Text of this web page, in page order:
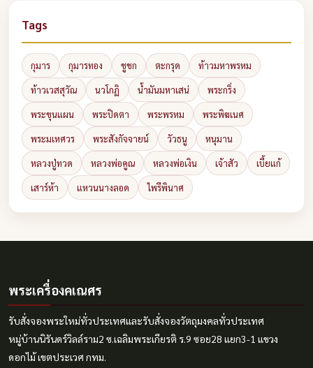
Tags
กุมาร กุมารทอง ชูชก ตะกรุด ท้าวมหาพรหม
ท้าวเวสสุวัณ นวโกฏิ น้ำมันมหาเสน่ พระกริ่ง
พระขุนแผน พระปิดตา พระพรหม พระพิฆเนศ
พระมเหศวร พระสังกัจจายน์ วัวธนู หนุมาน
หลวงปู่ทวด หลวงพ่อคูณ หลวงพ่อเงิน เจ้าสัว เบี้ยแก้
เสาร์ห้า แหวนนางลอด ไพรีพินาศ
พระเครื่องคเณศร
รับสั่งจองพระใหม่ทั่วประเทศและรับสั่งจองวัตถุมงคลทั่วประเทศ
หมู่บ้านนิรันดร์วิลล์ราม2 ซ.เฉลิมพระเกียรติ ร.9 ซอย28 แยก3-1 แขวง
ดอกไม้ เขตประเวศ กทม.